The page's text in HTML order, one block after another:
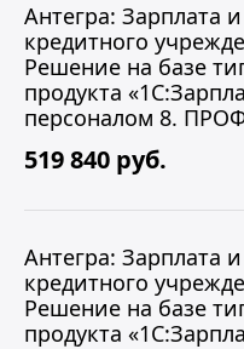
Антегра: Зарплата
кредитного
Решение на базе
продукта
персоналом 8.
519 840 руб.
Антегра: Зарплата
кредитного
Решение на базе
продукта